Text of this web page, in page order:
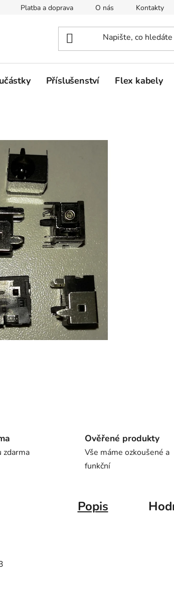
Platba a doprava O nás Kontakty
Příslušenství Flex kabely
zdarma
Ověřené produkty
Vše máme ozkoušené a
funkční
Popis